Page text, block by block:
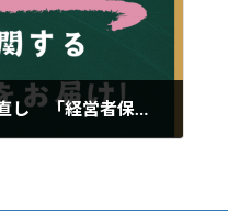
借入時の個人保証の見直し 「経営者保証ガイドライン」の活用